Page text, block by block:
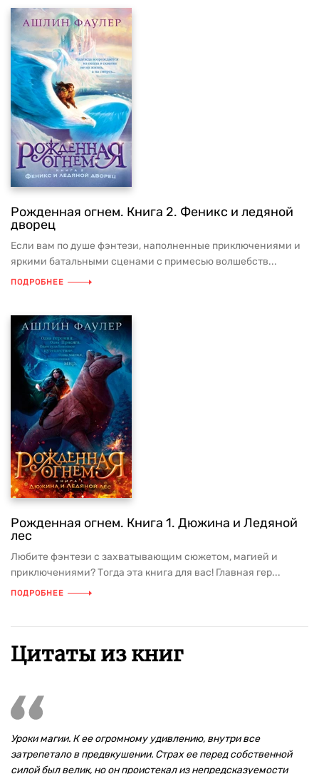
Рожденная огнем. Книга 2. Феникс и ледяной
дворец
Если вам по душе фэнтези, наполненные приключениями и
яркими батальными сценами с примесью волшебств...
ПОДРОБНЕЕ
Рожденная огнем. Книга 1. Дюжина и Ледяной
лес
Любите фэнтези с захватывающим сюжетом, магией и
приключениями? Тогда эта книга для вас! Главная гер...
ПОДРОБНЕЕ
Цитаты из книг
Уроки магии. К ее огромному удивлению, внутри все
затрепетало в предвкушении. Страх ее перед собственной
силой был велик, но он проистекал из непредсказуемости